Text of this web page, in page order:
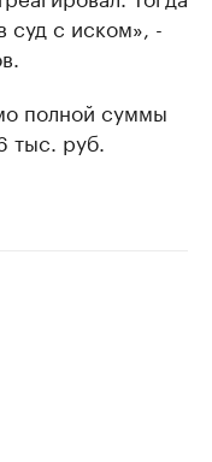
суд с иском», -
полной суммы
тыс. руб.